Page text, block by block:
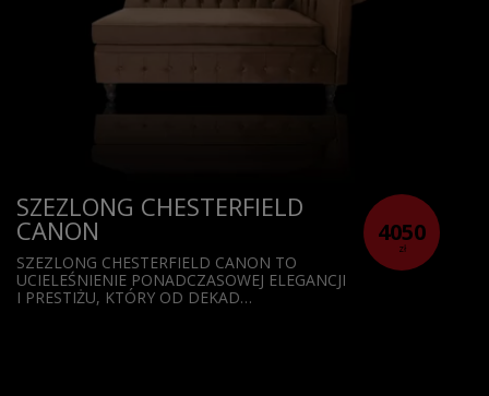
4050
zł
SZEZLONG CHESTERFIELD
CANON
SZEZLONG CHESTERFIELD CANON TO
UCIELEŚNIENIE PONADCZASOWEJ ELEGANCJI
I PRESTIŻU, KTÓRY OD DEKAD…